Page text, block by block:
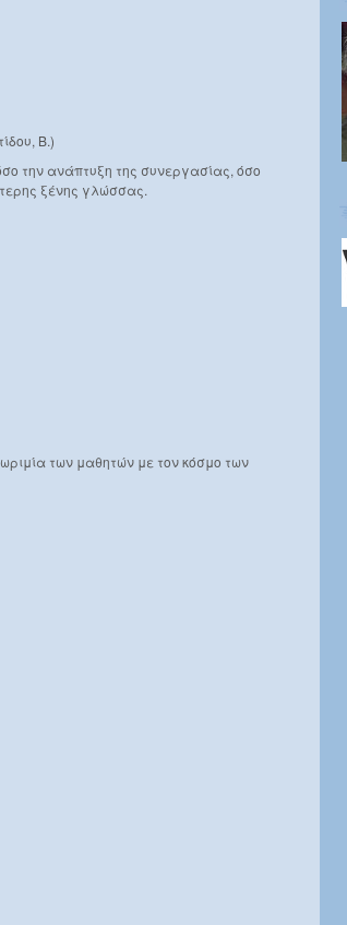
Β.)
την ανάπτυξη της συνεργασίας, όσο
ξένης γλώσσας.
των μαθητών με τον κόσμο των